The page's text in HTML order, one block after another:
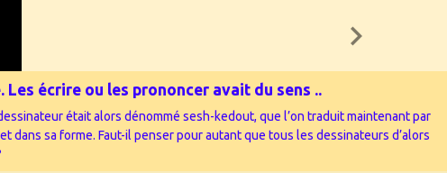
écrire ou les prononcer avait du sens ...
était alors dénommé sesh-kedout, que l’on traduit maintenant par
sa forme. Faut-il penser pour autant que tous les dessinateurs d’alors